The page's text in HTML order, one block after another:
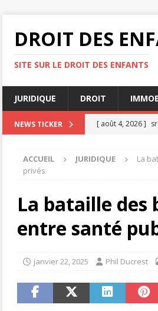
DROIT DES
SITE SUR LE DROIT DES ENFANTS
JURIDIQUE DROIT
NEWS TICKER [ août 4, 2026 ]
DROIT
JURIDIQUE
[ juillet 23, 2026 ]
[ août 8, 2026 ]
JURIDIQUE
ACCUEIL JURIDIQUE
La
privés
La bataille des
entre santé
janvier 22, 2025 Phil Ducrest